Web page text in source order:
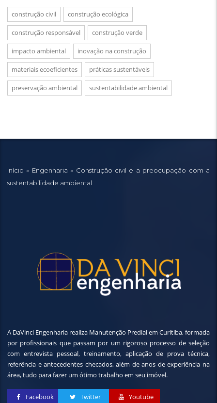
construção civil construção ecológica
construção responsável construção verde
impacto ambiental inovação na construção
materiais ecoeficientes práticas sustentáveis
preservação ambiental sustentabilidade ambiental
Início » Engenharia » Construção civil e a preocupação com a
sustentabilidade ambiental
A DaVinci Engenharia realiza Manutenção Predial em Curitiba, formada
por profissionais que passam por um rigoroso processo de seleção
com entrevista pessoal, treinamento, aplicação de prova técnica,
referência e antecedentes checados, além de anos de experiência na
área, tudo para fazer um ótimo trabalho em seu imóvel.
Facebook Twitter Youtube